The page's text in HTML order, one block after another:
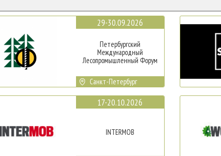
29-30.09.2026
Петербургский
Международный
Лесопромышленный Форум
Санкт-Петербург
17-20.10.2026
INTERMOB